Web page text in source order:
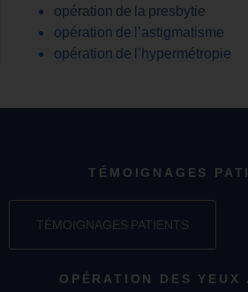
opération de la presbytie
opération de l’astigmatisme
opération de l’hypermétropie
TÉMOIGNAGES
TÉMOIGNAGES PATIENTS
OPÉRATION DES YEUX